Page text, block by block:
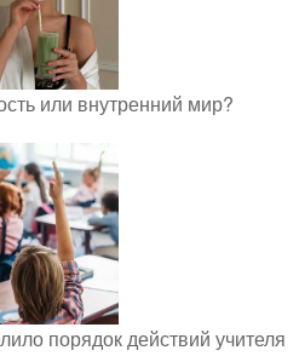
или внутренний мир?
порядок действий учителя